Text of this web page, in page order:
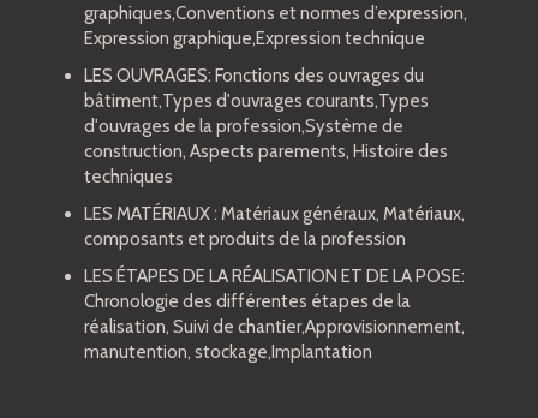
graphiques,Conventions et normes d’expression,
Expression graphique,Expression technique
LES OUVRAGES: Fonctions des ouvrages du
bâtiment,Types d'ouvrages courants,Types
d'ouvrages de la profession,Système de
construction, Aspects parements, Histoire des
techniques
LES MATÉRIAUX : Matériaux généraux, Matériaux,
composants et produits de la profession
LES ÉTAPES DE LA RÉALISATION ET DE LA POSE:
Chronologie des différentes étapes de la
réalisation, Suivi de chantier,Approvisionnement,
manutention, stockage,Implantation